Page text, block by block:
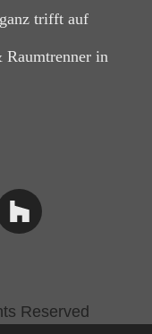
trifft auf
in
Reserved